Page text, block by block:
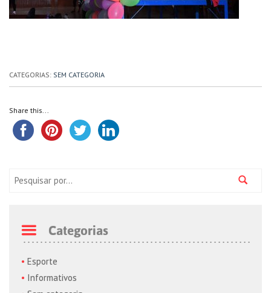
CATEGORIAS: SEM CATEGORIA
Share this...
Pesquisa:
Categorias
Esporte
Informativos